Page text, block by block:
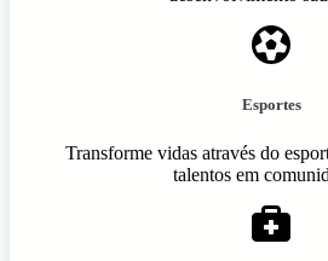
Esportes
Transforme vidas através do
talentos em